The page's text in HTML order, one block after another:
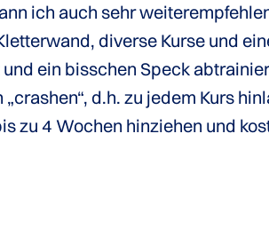
ich auch sehr
diverse Kurse und
ein bisschen Speck
d.h. zu jedem Kurs
zu 4 Wochen hinziehen und